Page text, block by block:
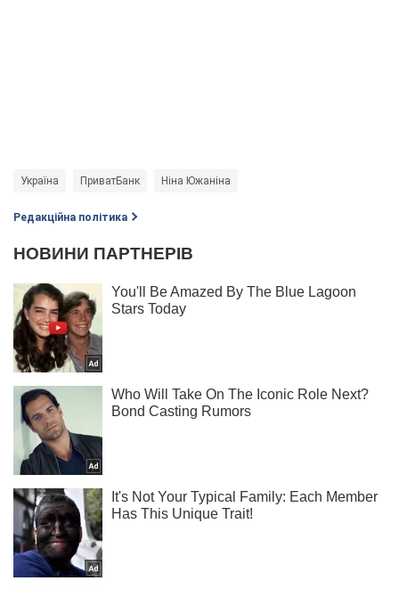
Україна ПриватБанк Ніна Южаніна
Редакційна політика